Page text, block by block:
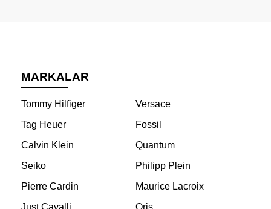
MARKALAR
Tommy Hilfiger
Versace
Tag Heuer
Fossil
Calvin Klein
Quantum
Seiko
Philipp Plein
Pierre Cardin
Maurice Lacroix
Just Cavalli
Oris